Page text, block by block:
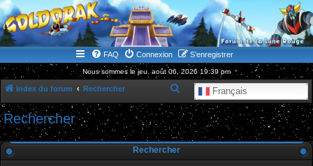
WWW.GOLDORAKGO.COM
le site de la Lune Rouge
FAQ Connexion S’enregistrer
Nous sommes le jeu. août 06, 2026 19:39 pm
Index du forum Rechercher Français
e
c
h
Rechercher
Rechercher